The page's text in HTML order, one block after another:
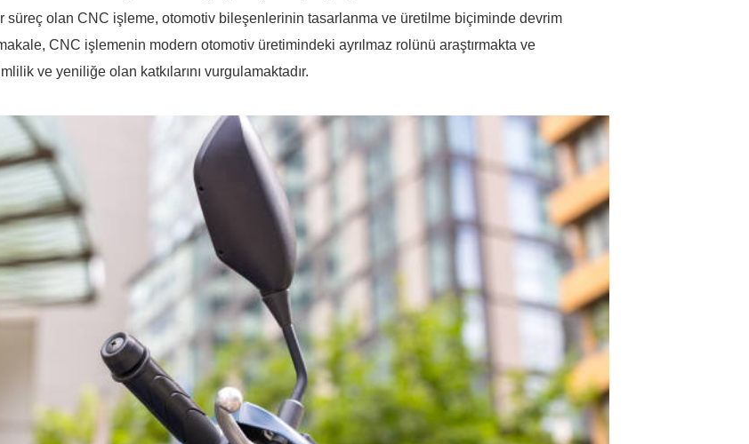
süreç olan CNC işleme, otomotiv bileşenlerinin tasarlanma ve üretilme biçiminde devrim
CNC işlemenin modern otomotiv üretimindeki ayrılmaz rolünü araştırmakta ve
ve yeniliğe olan katkılarını vurgulamaktadır.